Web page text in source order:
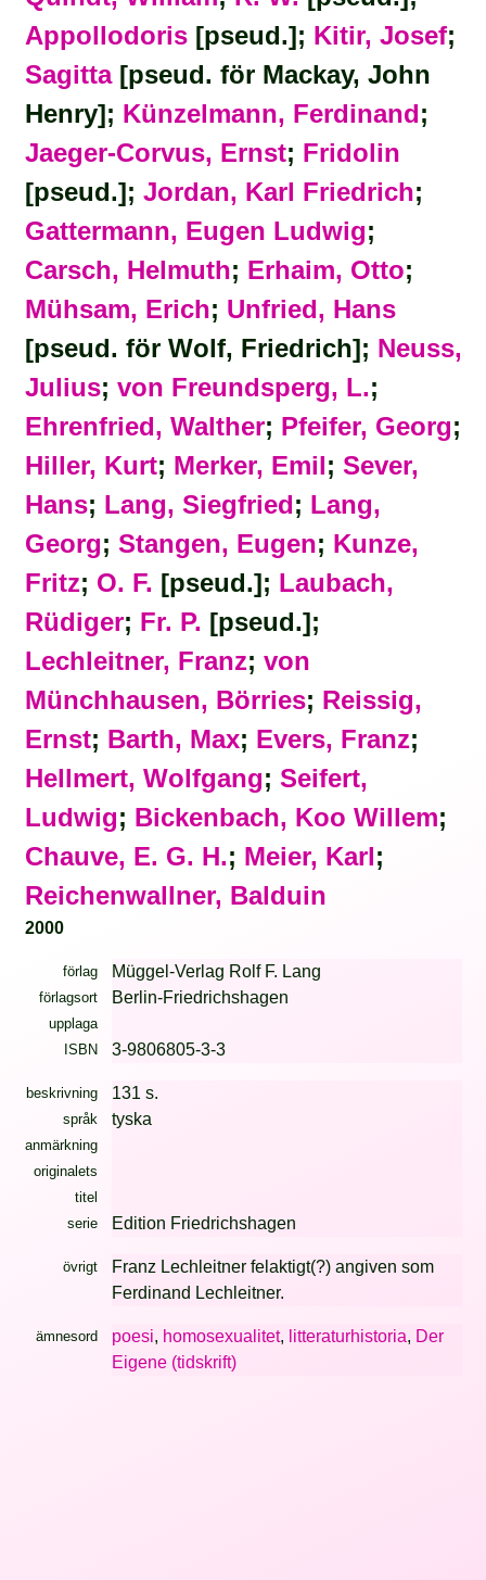
Appollodoris[pseud.]; Kitir, Josef;
Sagitta[pseud. för Mackay, John
Henry]; Künzelmann, Ferdinand;
Jaeger-Corvus, Ernst; Fridolin
[pseud.]; Jordan, Karl Friedrich;
Gattermann, Eugen Ludwig;
Carsch, Helmuth; Erhaim, Otto;
Mühsam, Erich; Unfried, Hans
[pseud. för Wolf, Friedrich]; Neuss,
Julius; von Freundsperg, L.;
Ehrenfried, Walther; Pfeifer, Georg;
Hiller, Kurt; Merker, Emil; Sever,
Hans; Lang, Siegfried; Lang,
Georg; Stangen, Eugen; Kunze,
Fritz; O. F. [pseud.]; Laubach,
Rüdiger; Fr. P. [pseud.];
Lechleitner, Franz; von
Münchhausen, Börries; Reissig,
Ernst; Barth, Max; Evers, Franz;
Hellmert, Wolfgang; Seifert,
Ludwig; Bickenbach, Koo Willem;
Chauve, E. G. H.; Meier, Karl;
Reichenwallner, Balduin
2000
förlag Müggel-Verlag Rolf F. Lang
förlagsort Berlin-Friedrichshagen
upplaga
ISBN
3-9806805-3-3
beskrivning 131 s.
språk tyska
anmärkning
originalets
titel
serie
Edition Friedrichshagen
övrigt
Franz Lechleitner felaktigt(?) angiven som
Ferdinand Lechleitner.
ämnesord poesi, homosexualitet, litteraturhistoria, Der
Eigene (tidskrift)